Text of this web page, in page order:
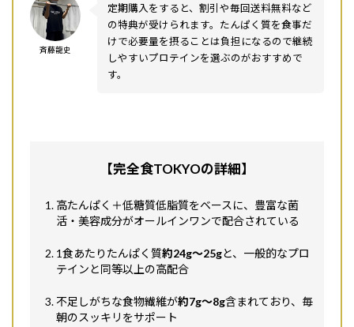
斉藤龍史
定期購入をすると、割引や毎回送料無料など
の特典が受けられます。たんぱく質を食事だ
けで必要量を摂ることは負担になるので継続
しやすいプロテインを選ぶのがおすすめで
す。
【完全食TOKYOの詳細】
高たんぱく＋低糖質低脂質をベースに、豊富な菌
活・美容成分がオールインワンで配合されている
1食あたりたんぱく質約24g〜25gと、一般的なプロ
テインと同等以上の高配合
不足しがちな食物繊維が約7g〜8g含まれており、毎
朝のスッキリをサポート